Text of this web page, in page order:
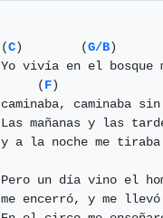
(C)        (G/B)
Yo vivía en el bosque
     (
F)
caminaba, caminaba
Las mañanas y las
y a la noche me tiraba
Pero un día vino el
me encerró, y me